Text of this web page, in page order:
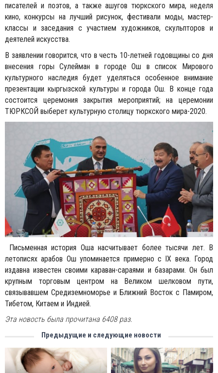
писателей и поэтов, а также ашугов тюркского мира, неделя
кино, конкурсы на лучший рисунок, фестивали моды, мастер-
классы и заседания с участием художников, скульпторов и
деятелей искусства.
В заявлении говорится, что в честь 10-летней годовщины со дня
внесения горы Сулейман в городе Ош в список Мирового
культурного наследия будет уделяться особенное внимание
презентации кыргызской культуры и города Ош. В конце года
состоится церемония закрытия мероприятий; на церемонии
ТЮРКСОЙ выберет культурную столицу тюркского мира-2020.
Письменная история Оша насчитывает более тысячи лет. В
летописях арабов Ош упоминается примерно с IX века. Город
издавна известен своими караван-сараями и базарами. Он был
крупным торговым центром на Великом шелковом пути,
связывавшем Средиземноморье и Ближний Восток с Памиром,
Тибетом, Китаем и Индией.
Эта новость была прочитана 6408 раз.
Предыдущие и следующие новости